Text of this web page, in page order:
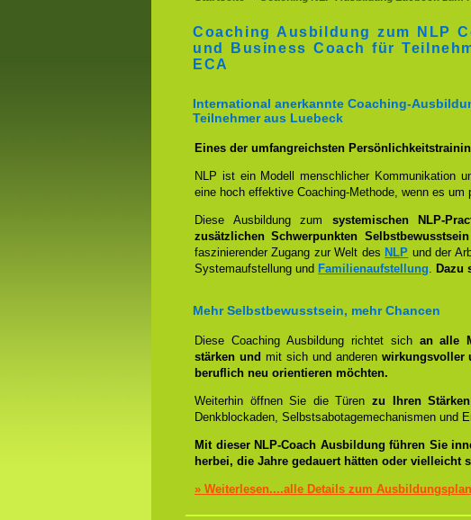
Coaching Ausbildung zum NLP
und Business Coach für
ECA
International anerkannte Coaching-
Teilnehmer aus Luebeck
Eines der umfangreichsten
NLP ist ein Modell menschlicher Kommunikation
eine hoch effektive Coaching-Methode, wenn es um
Diese Ausbildung zum systemischen NLP-
zusätzlichen Schwerpunkten
faszinierender Zugang zur Welt des NLP und der
Systemaufstellung und Familienaufstellung. Dazu
Mehr Selbstbewusstsein, mehr Chancen
Diese Coaching Ausbildung richtet sich an alle
stärken und mit sich und anderen wirkungsvoller
beruflich neu orientieren möchten.
Weiterhin öffnen Sie die Türenzu Ihren
Denkblockaden, Selbstsabotagemechanismen und
Mit dieser NLP-Coach Ausbildung führen Sie
herbei, die Jahre gedauert hätten oder vielleicht
» Weiterlesen....alle Details zum